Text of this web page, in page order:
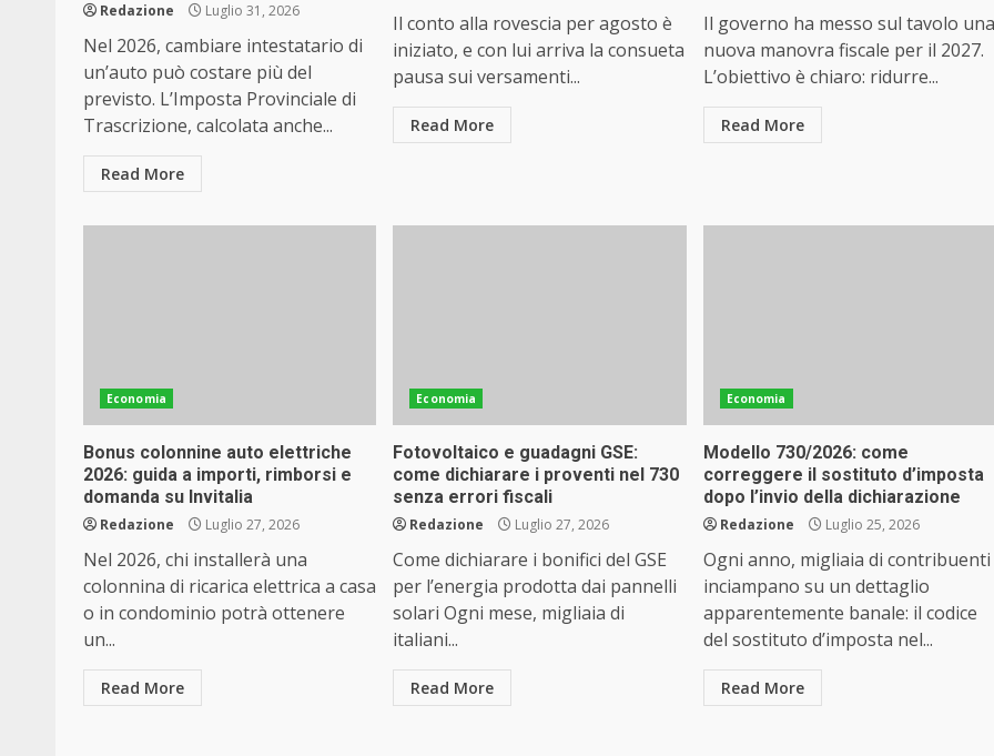
Redazione Luglio 31, 2026
Nel 2026, cambiare intestatario di
un’auto può costare più del
previsto. L’Imposta Provinciale di
Trascrizione, calcolata anche...
Read More
Il conto alla rovescia per agosto è
iniziato, e con lui arriva la consueta
pausa sui versamenti...
Read More
Il governo ha messo sul tavolo una
nuova manovra fiscale per il 2027.
L’obiettivo è chiaro: ridurre...
Read More
Economia
Bonus colonnine auto elettriche
2026: guida a importi, rimborsi e
domanda su Invitalia
Redazione Luglio 27, 2026
Nel 2026, chi installerà una
colonnina di ricarica elettrica a casa
o in condominio potrà ottenere
un...
Read More
Economia
Fotovoltaico e guadagni GSE:
come dichiarare i proventi nel 730
senza errori fiscali
Redazione Luglio 27, 2026
Come dichiarare i bonifici del GSE
per l’energia prodotta dai pannelli
solari Ogni mese, migliaia di
italiani...
Read More
Economia
Modello 730/2026: come
correggere il sostituto d’imposta
dopo l’invio della dichiarazione
Redazione Luglio 25, 2026
Ogni anno, migliaia di contribuenti
inciampano su un dettaglio
apparentemente banale: il codice
del sostituto d’imposta nel...
Read More